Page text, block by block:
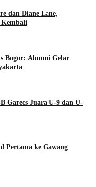
dan Diane Lane,
Kembali
Bogor: Alumni Gelar
Garecs Juara U-9 dan U-
Pertama ke Gawang